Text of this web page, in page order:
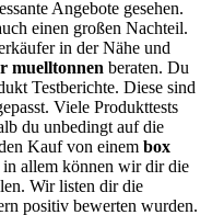
Angebote gesehen.
einen großen Nachteil.
in der Nähe und
muelltonnen beraten. Du
Testberichte. Diese sind
Viele Produkttests
du unbedingt auf die
Kauf von einem box
allem können wir dir die
Wir listen dir die
positiv bewerten wurden.